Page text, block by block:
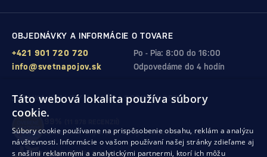
OBJEDNÁVKY A INFORMÁCIE O TOVARE
Po - Pia: 8:00 do 16:00
+421 901 720 720
Odpovedáme do 4 hodín
info@svetnapojov.sk
ZÁRUKA KVALITY A VAŠEJ SPOKOJNOSTI
zákazníkov odporúča nákup v našom obchode
SHOP ROKU 2024
Táto webová lokalita používa súbory
cookie.
Súbory cookie používame na prispôsobenie obsahu, reklám a analýzu
návštevnosti. Informácie o vašom používaní našej stránky zdieľame aj
s našimi reklamnými a analytickými partnermi, ktorí ich môžu